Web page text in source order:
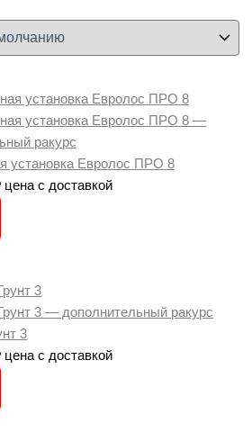
установка Евролос ПРО 8
цена с доставкой
3
цена с доставкой